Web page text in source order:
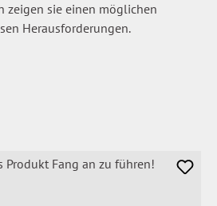
zeigen sie einen möglichen
Herausforderungen.